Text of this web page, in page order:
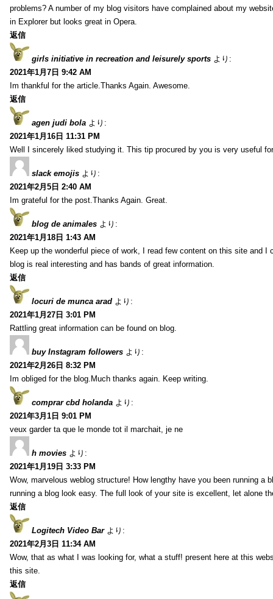
problems? A number of my blog visitors have complained about my
in Explorer but looks great in Opera.
返信
girls initiative in recreation and leisurely sports より:
2021年1月7日 9:42 AM
Im thankful for the article.Thanks Again. Awesome.
返信
agen judi bola より:
2021年1月16日 11:31 PM
Well I sincerely liked studying it. This tip procured by you is very useful
slack emojis より:
2021年2月5日 2:40 AM
Im grateful for the post.Thanks Again. Great.
blog de animales より:
2021年1月18日 1:43 AM
Keep up the wonderful piece of work, I read few content on this site and I
blog is real interesting and has bands of great information.
返信
locuri de munca arad より:
2021年1月27日 3:01 PM
Rattling great information can be found on blog.
buy Instagram followers より:
2021年2月26日 8:32 PM
Im obliged for the blog.Much thanks again. Keep writing.
comprar cbd holanda より:
2021年3月1日 9:01 PM
veux garder ta que le monde tot il marchait, je ne
h movies より:
2021年1月19日 3:33 PM
Wow, marvelous weblog structure! How lengthy have you been running a
running a blog look easy. The full look of your site is excellent, let alone
返信
Logitech Video Bar より:
2021年2月3日 11:34 AM
Wow, that as what I was looking for, what a stuff! present here at this
this site.
返信